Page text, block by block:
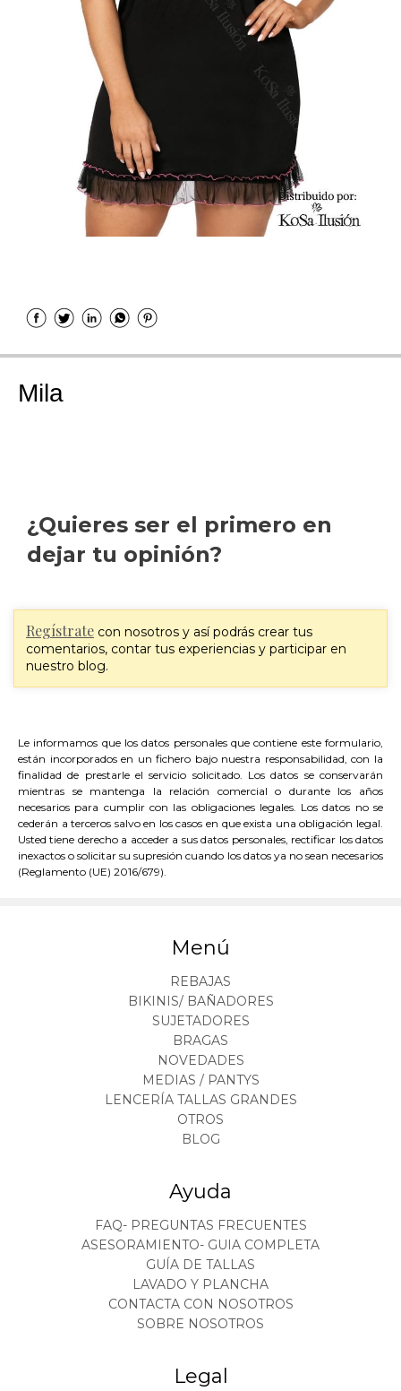
Mila
¿Quieres ser el primero en
dejar tu opinión?
Regístrate con nosotros y así podrás crear tus
comentarios, contar tus experiencias y participar en
nuestro blog.
Le informamos que los datos personales que contiene este formulario,
están incorporados en un fichero bajo nuestra responsabilidad, con la
finalidad de prestarle el servicio solicitado. Los datos se conservarán
mientras se mantenga la relación comercial o durante los años
necesarios para cumplir con las obligaciones legales. Los datos no se
cederán a terceros salvo en los casos en que exista una obligación legal.
Usted tiene derecho a acceder a sus datos personales, rectificar los datos
inexactos o solicitar su supresión cuando los datos ya no sean necesarios
(Reglamento (UE) 2016/679).
Menú
REBAJAS
BIKINIS/ BAÑADORES
SUJETADORES
BRAGAS
NOVEDADES
MEDIAS / PANTYS
LENCERÍA TALLAS GRANDES
OTROS
BLOG
Ayuda
FAQ- PREGUNTAS FRECUENTES
ASESORAMIENTO- GUIA COMPLETA
GUÍA DE TALLAS
LAVADO Y PLANCHA
CONTACTA CON NOSOTROS
SOBRE NOSOTROS
Legal